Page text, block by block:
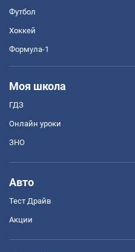
Футбол
Хоккей
Формула-1
Моя школа
ГДЗ
Онлайн уроки
ЗНО
Авто
Тест Драйв
Акции